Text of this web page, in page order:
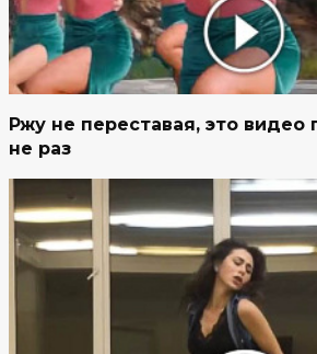
Ржу не переставая, это
не раз